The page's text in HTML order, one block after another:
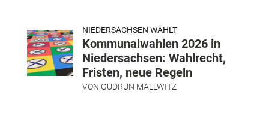
NIEDERSACHSEN WÄHLT
Kommunalwahlen 2026 in
Niedersachsen: Wahlrecht,
Fristen, neue Regeln
VON GUDRUN MALLWITZ